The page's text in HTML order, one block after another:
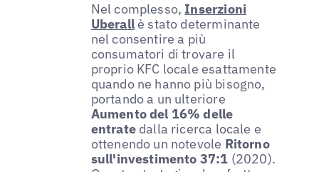
Nel complesso, Inserzioni
Uberallè stato determinante
nel consentire a più
consumatori di trovare il
proprio KFC locale esattamente
quando ne hanno più bisogno,
portando a un ulteriore
Aumento del 16% delle
entratedalla ricerca locale e
ottenendo un notevole Ritorno
sull'investimento 37:1 (2020).